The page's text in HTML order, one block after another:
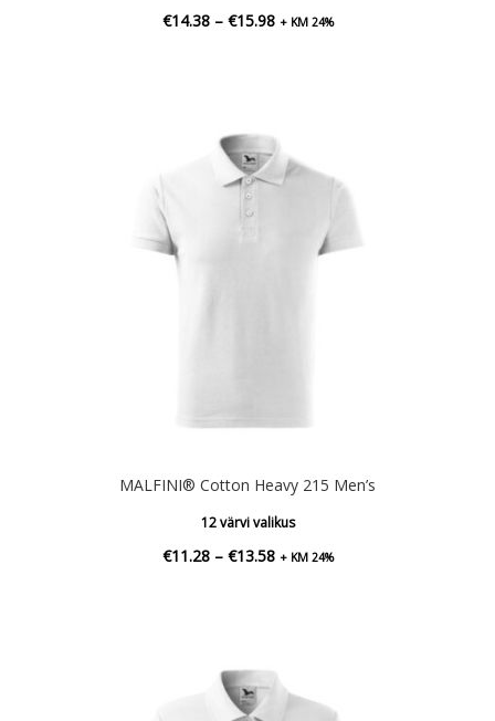
€14.38 – €15.98Hinnavahemik:
+ KM 24%
MALFINI® Cotton Heavy 215 Men’s
12 värvi valikus
€11.28 – €13.58Hinnavahemik:
+ KM 24%